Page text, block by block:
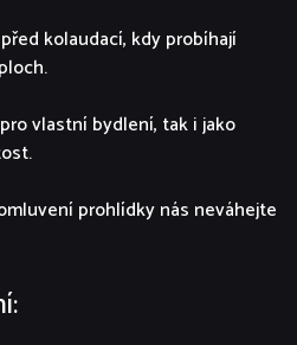
kolaudací, kdy probíhají
vlastní bydlení, tak i jako
prohlídky nás neváhejte